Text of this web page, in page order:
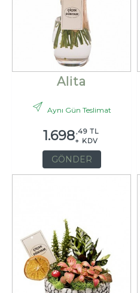
Alita
Aynı Gün Teslimat
1.698 ,49 TL
+ KDV
GÖNDER